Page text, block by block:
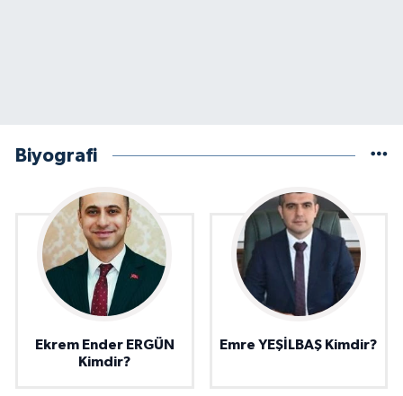
Biyografi
Ekrem Ender ERGÜN
Kimdir?
Emre YEŞİLBAŞ Kimdir?